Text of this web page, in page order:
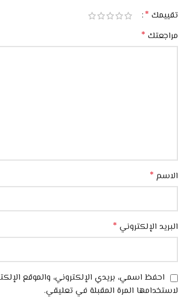
تقييمك *
مراجعتك *
الاسم *
البريد الإلكتروني *
احفظ اسمي، بريدي الإلكتروني، والموقع
لاستخدامها المرة المقبلة في تعليقي.